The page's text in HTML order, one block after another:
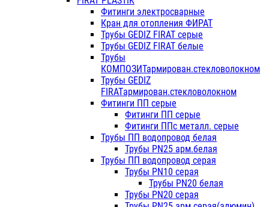
Фитинги электросварные
Кран для отопления ФИРАТ
Трубы GEDIZ FIRAT серые
Трубы GEDIZ FIRAT белые
Трубы
КОМПОЗИТармирован.стекловолокном
Трубы GEDIZ
FIRATармирован.стекловолокном
Фитинги ПП серые
Фитинги ПП серые
Фитинги ППс металл. серые
Трубы ПП водопровод белая
Трубы PN25 арм.белая
Трубы ПП водопровод серая
Трубы PN10 серая
Трубы PN20 белая
Трубы PN20 серая